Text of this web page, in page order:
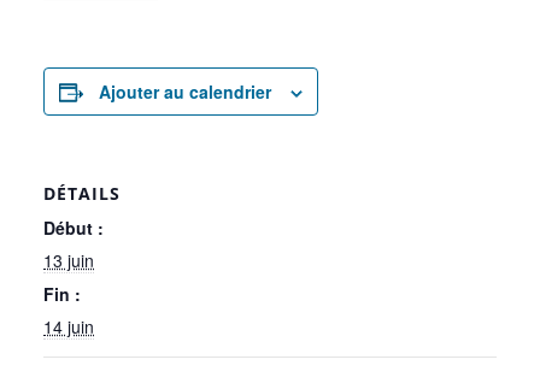
Ajouter au calendrier
DÉTAILS
Début :
13 juin
Fin :
14 juin